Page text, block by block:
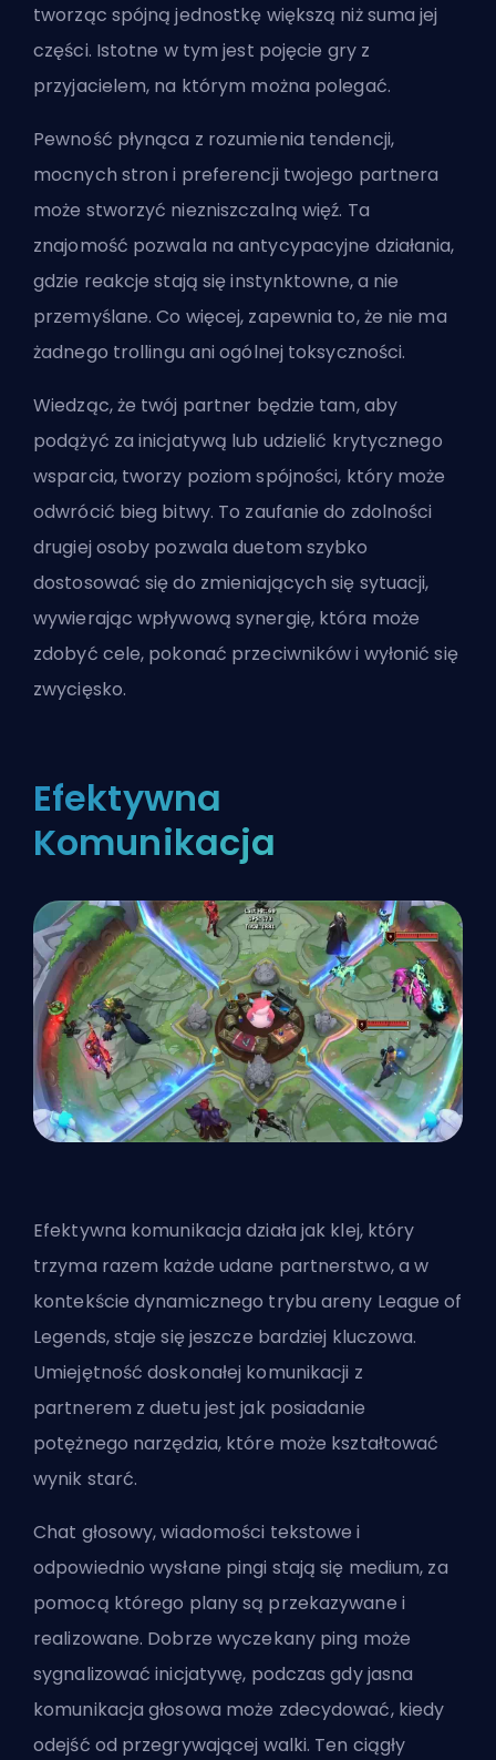
tworząc spójną jednostkę większą niż suma jej
części. Istotne w tym jest pojęcie gry z
przyjacielem, na którym można polegać.
Pewność płynąca z rozumienia tendencji,
mocnych stron i preferencji twojego partnera
może stworzyć niezniszczalną więź. Ta
znajomość pozwala na antycypacyjne działania,
gdzie reakcje stają się instynktowne, a nie
przemyślane. Co więcej, zapewnia to, że nie ma
żadnego trollingu ani ogólnej toksyczności.
Wiedząc, że twój partner będzie tam, aby
podążyć za inicjatywą lub udzielić krytycznego
wsparcia, tworzy poziom spójności, który może
odwrócić bieg bitwy. To zaufanie do zdolności
drugiej osoby pozwala duetom szybko
dostosować się do zmieniających się sytuacji,
wywierając wpływową synergię, która może
zdobyć cele, pokonać przeciwników i wyłonić się
zwycięsko.
Efektywna
Komunikacja
Efektywna komunikacja działa jak klej, który
trzyma razem każde udane partnerstwo, a w
kontekście dynamicznego trybu areny League of
Legends, staje się jeszcze bardziej kluczowa.
Umiejętność doskonałej komunikacji z
partnerem z duetu jest jak posiadanie
potężnego narzędzia, które może kształtować
wynik starć.
Chat głosowy, wiadomości tekstowe i
odpowiednio wysłane pingi stają się medium, za
pomocą którego plany są przekazywane i
realizowane. Dobrze wyczekany ping może
sygnalizować inicjatywę, podczas gdy jasna
komunikacja głosowa może zdecydować, kiedy
odejść od przegrywającej walki. Ten ciągły